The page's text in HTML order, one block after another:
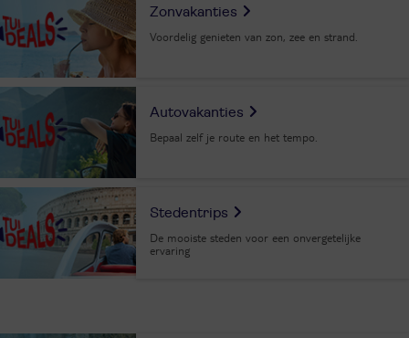
Zonvakanties
Voordelig genieten van zon, zee en strand.
Autovakanties
Bepaal zelf je route en het tempo.
Stedentrips
De mooiste steden voor een onvergetelijke
ervaring